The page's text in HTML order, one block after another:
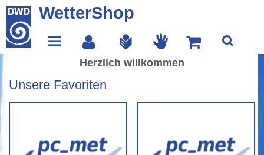
WetterShop
Herzlich willkommen
Unsere Favoriten